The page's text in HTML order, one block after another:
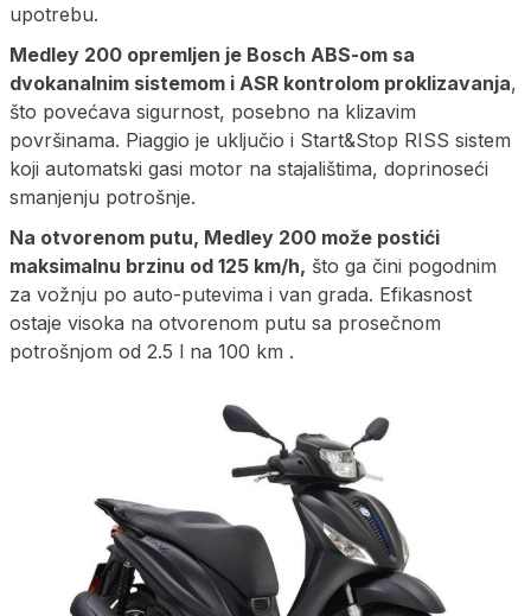
upotrebu.
Medley 200 opremljen je Bosch ABS-om sa
dvokanalnim sistemom i ASR kontrolom proklizavanja,
što povećava sigurnost, posebno na klizavim
površinama. Piaggio je uključio i Start&Stop RISS sistem
koji automatski gasi motor na stajalištima, doprinoseći
smanjenju potrošnje.
Na otvorenom putu, Medley 200 može postići
maksimalnu brzinu od 125 km/h, što ga čini pogodnim
za vožnju po auto-putevima i van grada. Efikasnost
ostaje visoka na otvorenom putu sa prosečnom
potrošnjom od 2.5 l na 100 km .